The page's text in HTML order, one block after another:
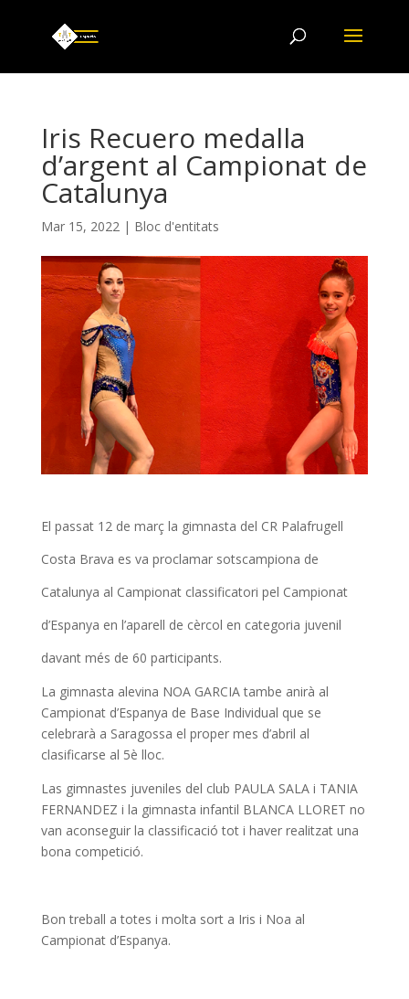
Iris Recuero medalla
d’argent al Campionat de
Catalunya
Mar 15, 2022| Bloc d'entitats
El passat 12 de març la gimnasta del CR Palafrugell
Costa Brava es va proclamar sotscampiona de
Catalunya al Campionat classificatori pel Campionat
d’Espanya en l’aparell de cèrcol en categoria juvenil
davant més de 60 participants.
La gimnasta alevina NOA GARCIA tambe anirà al
Campionat d’Espanya de Base Individual que se
celebrarà a Saragossa el proper mes d’abril al
clasificarse al 5è lloc.
Las gimnastes juveniles del club PAULA SALA i TANIA
FERNANDEZ i la gimnasta infantil BLANCA LLORET no
van aconseguir la classificació tot i haver realitzat una
bona competició.
Bon treball a totes i molta sort a Iris i Noa al
Campionat d’Espanya.